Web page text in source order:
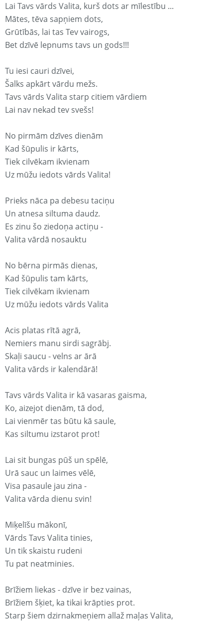
Lai Tavs vārds Valita, kurš dots ar mīlestību ...
Mātes, tēva sapņiem dots,
Grūtībās, lai tas Tev vairogs,
Bet dzīvē lepnums tavs un gods!!!
Tu iesi cauri dzīvei,
Šalks apkārt vārdu mežs.
Tavs vārds Valita starp citiem vārdiem
Lai nav nekad tev svešs!
No pirmām dzīves dienām
Kad šūpulis ir kārts,
Tiek cilvēkam ikvienam
Uz mūžu iedots vārds Valita!
Prieks nāca pa debesu taciņu
Un atnesa siltuma daudz.
Es zinu šo ziedoņa actiņu -
Valita vārdā nosauktu
No bērna pirmās dienas,
Kad šūpulis tam kārts,
Tiek cilvēkam ikvienam
Uz mūžu iedots vārds Valita
Acis platas rītā agrā,
Nemiers manu sirdi sagrābj.
Skaļi saucu - velns ar ārā
Valita vārds ir kalendārā!
Tavs vārds Valita ir kā vasaras gaisma,
Ko, aizejot dienām, tā dod,
Lai vienmēr tas būtu kā saule,
Kas siltumu izstarot prot!
Lai sit bungas pūš un spēlē,
Urā sauc un laimes vēlē,
Visa pasaule jau zina -
Valita vārda dienu svin!
Miķelīšu mākonī,
Vārds Tavs Valita tinies,
Un tik skaistu rudeni
Tu pat neatminies.
Brīžiem liekas - dzīve ir bez vainas,
Brīžiem šķiet, ka tikai krāpties prot.
Starp šiem dzirnakmeņiem allaž maļas Valita,